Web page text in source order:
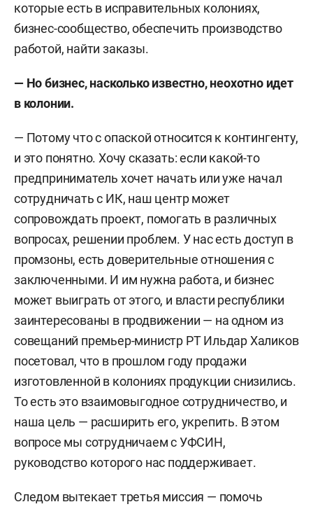
которые есть в исправительных колониях,
бизнес-сообщество, обеспечить производство
работой, найти заказы.
— Но бизнес, насколько известно, неохотно идет
в колонии.
— Потому что с опаской относится к контингенту,
и это понятно. Хочу сказать: если какой-то
предприниматель хочет начать или уже начал
сотрудничать с ИК, наш центр может
сопровождать проект, помогать в различных
вопросах, решении проблем. У нас есть доступ в
промзоны, есть доверительные отношения с
заключенными. И им нужна работа, и бизнес
может выиграть от этого, и власти республики
заинтересованы в продвижении — на одном из
совещаний премьер-министр РТ Ильдар Халиков
посетовал, что в прошлом году продажи
изготовленной в колониях продукции снизились.
То есть это взаимовыгодное сотрудничество, и
наша цель — расширить его, укрепить. В этом
вопросе мы сотрудничаем с УФСИН,
руководство которого нас поддерживает.
Следом вытекает третья миссия — помочь